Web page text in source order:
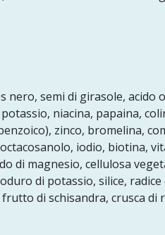
nero, semi di girasole, acido
niacina, papaina,
zinco, bromelina,
iodio, biotina,
di magnesio, cellulosa
di potassio, silice,
di schisandra, crusca di